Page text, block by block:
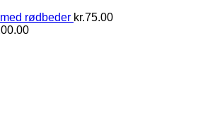
rødbeder kr.75.00